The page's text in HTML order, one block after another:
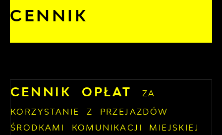
CENNIK
CENNIK OPŁAT
ZA
KORZYSTANIE Z PRZEJAZDÓW
ŚRODKAMI KOMUNIKACJI MIEJSKIEJ